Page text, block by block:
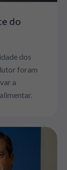
do
dos
foram
a